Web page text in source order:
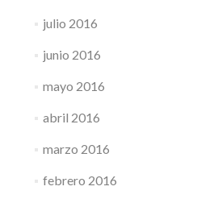
julio 2016
junio 2016
mayo 2016
abril 2016
marzo 2016
febrero 2016